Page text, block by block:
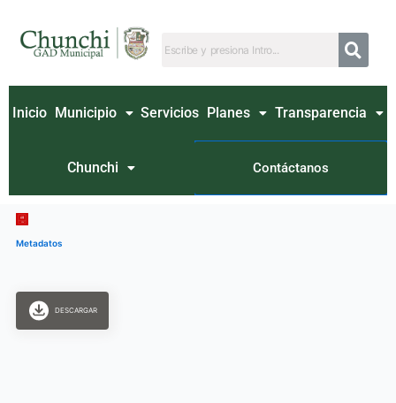
contenido
Inicio Municipio Servicios Planes Transparencia
Chunchi Contáctanos
Metadatos
DESCARGAR